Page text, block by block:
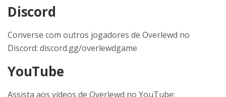
Discord
Converse com outros jogadores de Overlewd no
Discord: discord.gg/overlewdgame
YouTube
Assista aos vídeos de Overlewd no YouTube: